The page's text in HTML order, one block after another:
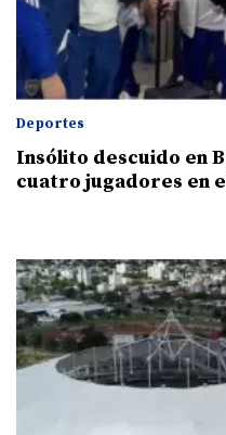
Deportes
Insólito descuido en
cuatro jugadores en